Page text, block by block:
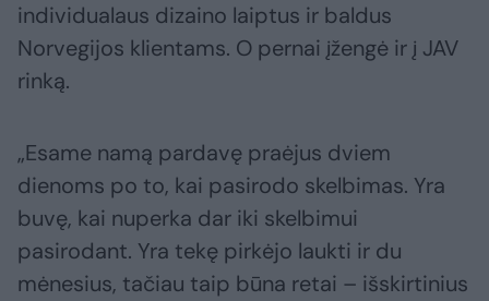
individualaus dizaino laiptus ir baldus
Norvegijos klientams. O pernai įžengė ir į JAV
rinką.
„Esame namą pardavę praėjus dviem
dienoms po to, kai pasirodo skelbimas. Yra
buvę, kai nuperka dar iki skelbimui
pasirodant. Yra tekę pirkėjo laukti ir du
mėnesius, tačiau taip būna retai – išskirtinius